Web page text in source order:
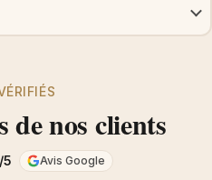
de nos clients
5 Avis Google